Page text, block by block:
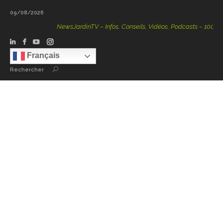
09/08/2026
NewsJardinTV – Infos, Conseils, Vidéos, Podcasts – 100 %
Français
Rechercher